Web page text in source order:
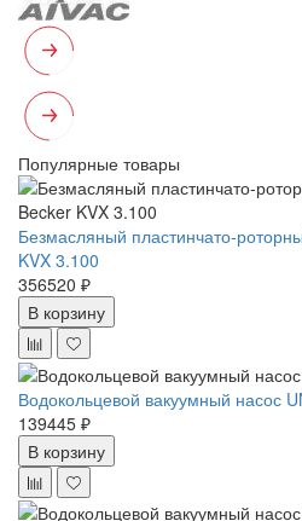
Популярные товары
Безмасляный пластинчато-
KVX 3.100
356520 ₽
В корзину
Водокольцевой вакуумный насос
139445 ₽
В корзину